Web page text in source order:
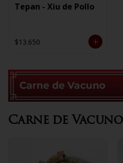
Tepan - Xiu de Pollo
$13.650
Carne de Vacuno